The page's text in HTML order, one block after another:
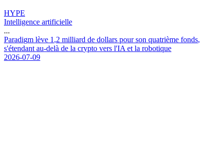
HYPE
Intelligence artificielle
...
Paradigm lève 1 ,2 milliard de dollars pour son quatrième fonds,
s'étendant au-delà de la crypto vers l'IA et la robotique
2026-07-09